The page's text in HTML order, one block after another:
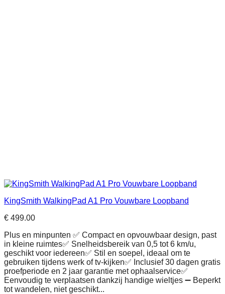
KingSmith WalkingPad A1 Pro Vouwbare Loopband
€ 499.00
Plus en minpunten ✅ Compact en opvouwbaar design, past
in kleine ruimtes✅ Snelheidsbereik van 0,5 tot 6 km/u,
geschikt voor iedereen✅ Stil en soepel, ideaal om te
gebruiken tijdens werk of tv-kijken✅ Inclusief 30 dagen gratis
proefperiode en 2 jaar garantie met ophaalservice✅
Eenvoudig te verplaatsen dankzij handige wieltjes ➖ Beperkt
tot wandelen, niet geschikt...